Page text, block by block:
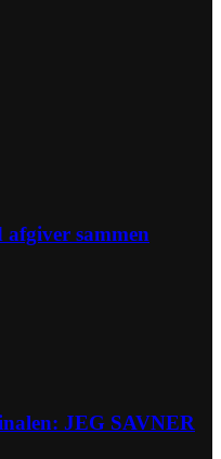
sammen
JEG SAVNER